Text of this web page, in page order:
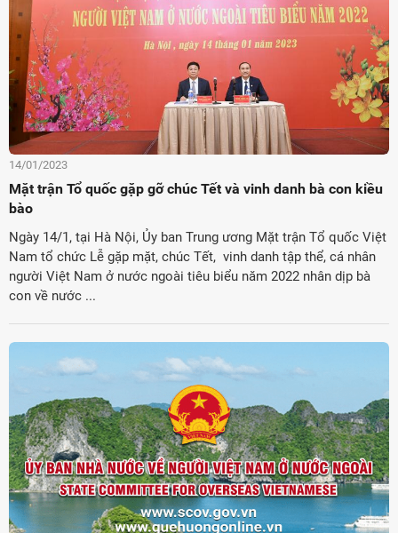
14/01/2023
Mặt trận Tổ quốc gặp gỡ chúc Tết và vinh danh bà con kiều
bào
Ngày 14/1, tại Hà Nội, Ủy ban Trung ương Mặt trận Tổ quốc Việt
Nam tổ chức Lễ gặp mặt, chúc Tết, vinh danh tập thể, cá nhân
người Việt Nam ở nước ngoài tiêu biểu năm 2022 nhân dịp bà
con về nước ...